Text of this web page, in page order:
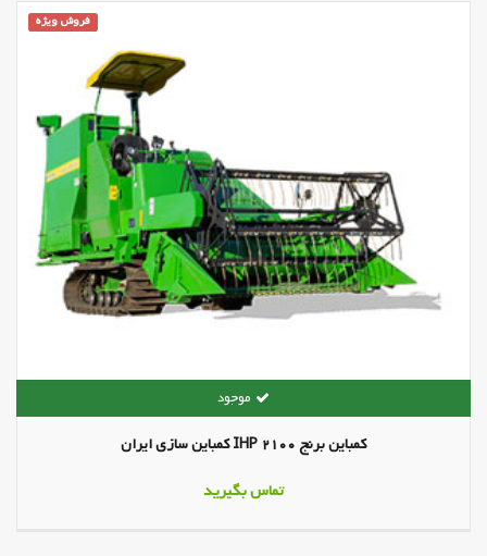
فروش ویژه
کمباین برنج IHP 2100 کمباین سازی ایران
تماس بگیرید